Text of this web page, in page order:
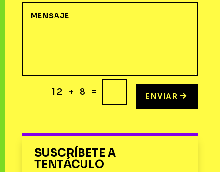
12 + 8 = ENVIAR
SUSCRÍBETE A
TENTÁCULO